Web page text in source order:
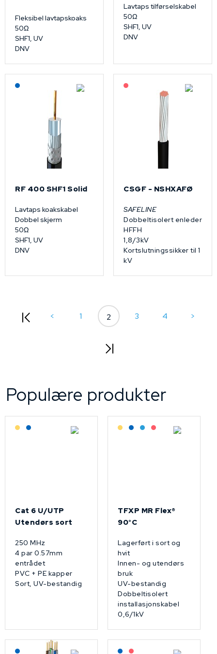
Fleksibel lavtapskoaks
50Ω
SHF1, UV
DNV
Lavtaps tilførselskabel
50Ω
SHF1, UV
DNV
Lagerført: NEK Kabel
RF 400 SHF1 Solid
Lavtaps koakskabel
Dobbel skjerm
50Ω
SHF1, UV
DNV
CSGF - NSHXAFØ
SAFELINE
Dobbeltisolert enleder
HFFH
1,8/3kV
Kortslutningssikker til 1
kV
< 1 2 3 4 >
Populære produkter
Lagerført: Grossist
Lagerført: NEK Kabel
Cat 6 U/UTP
Utendørs sort
250 MHz
4 par 0.57mm
entrådet
PVC + PE kapper
Sort, UV-bestandig
Lagerført: Grossist
Lagerført: NEK Kabel
Bestilling: 2-3 uker
På forespørsel
TFXP MR Flex®
90°C
Lagerført i sort og
hvit
Innen- og utendørs
bruk
UV-bestandig
Dobbeltisolert
installasjonskabel
0,6/1kV
Lagerført: NEK Kabel Lagerført: NEK Kabel
På forespørsel